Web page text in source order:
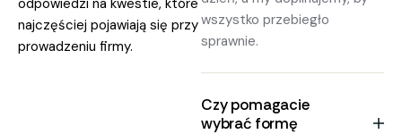
najczęściej pojawiają się przy
prowadzeniu firmy.
wszystko przebiegło
sprawnie.
Czy pomagacie
wybrać formę